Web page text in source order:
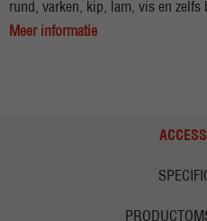
rund, varken, kip, lam, vis en zelfs
Meer informatie